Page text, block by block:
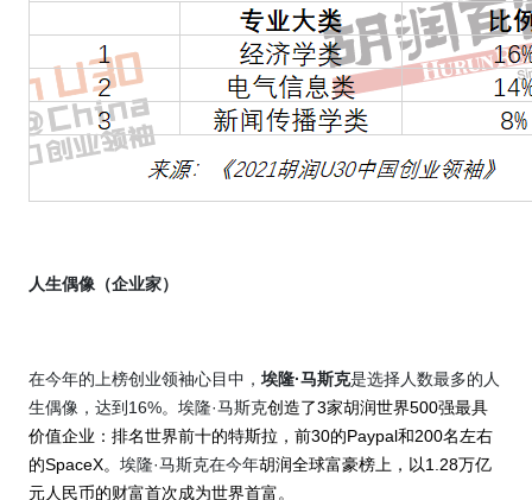
人生偶像（企业家）
在今年的上榜创业领袖心目中， 埃隆·马斯克是选择人数最多的人
生偶像，达到 16%。埃隆·马斯克创造了3家胡润世界500强最具
价值企业：排名世界前十的特斯拉，前30的Paypal和200名左右
的SpaceX。 埃隆·马斯克在今年胡润全球富豪榜上，以1.28万亿
元人民币的财富首次成为世界首富。